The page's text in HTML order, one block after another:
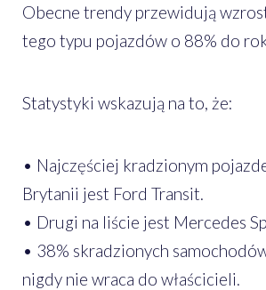
Obecne trendy przewidują
tego typu pojazdów o 88% do
Statystyki wskazują na to, że:
• Najczęściej kradzionym
Brytanii jest Ford Transit.
• Drugi na liście jest Mercedes
• 38% skradzionych
nigdy nie wraca do właścicieli.